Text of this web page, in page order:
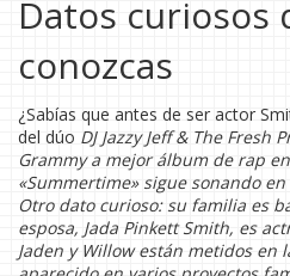
Datos curiosos
conozcas
¿Sabías que antes de ser actor
del dúo DJ Jazzy Jeff & The
Grammy a mejor álbum de rap
«Summertime» sigue sonando
Otro dato curioso: su familia es
esposa, Jada Pinkett Smith, es
Jaden y Willow están metidos en